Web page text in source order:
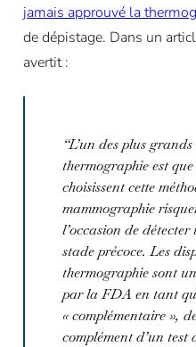
jamais approuvé la
de dépistage. Dans un
avertit :
“L’un des plus
thermographie est
choisissent cette
mammographie
l’occasion de
stade précoce. Les
thermographie sont
par la FDA en tant
« complémentaire »,
complément d’un